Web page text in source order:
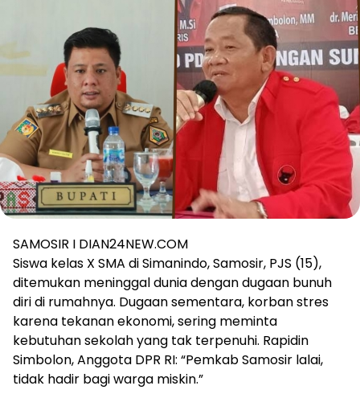
SAMOSIR I DIAN24NEW.COM
Siswa kelas X SMA di Simanindo, Samosir, PJS (15),
ditemukan meninggal dunia dengan dugaan bunuh
diri di rumahnya. Dugaan sementara, korban stres
karena tekanan ekonomi, sering meminta
kebutuhan sekolah yang tak terpenuhi. Rapidin
Simbolon, Anggota DPR RI: “Pemkab Samosir lalai,
tidak hadir bagi warga miskin.”